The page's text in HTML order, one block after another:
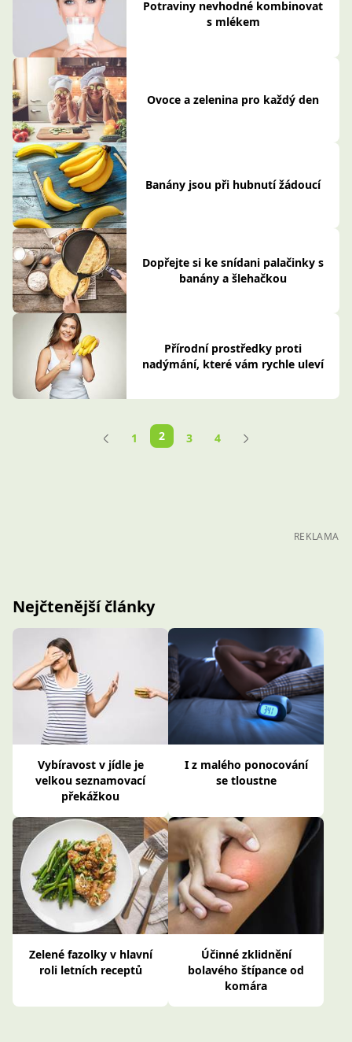
Potraviny nevhodné kombinovat
s mlékem
Ovoce a zelenina pro každý den
Banány jsou při hubnutí žádoucí
Dopřejte si ke snídani palačinky s
banány a šlehačkou
Přírodní prostředky proti
nadýmání, které vám rychle uleví
1 2 3 4
REKLAMA
Nejčtenější články
Vybíravost v jídle je
velkou seznamovací
překážkou
I z malého ponocování
se tloustne
Zelené fazolky v hlavní
roli letních receptů
Účinné zklidnění
bolavého štípance od
komára